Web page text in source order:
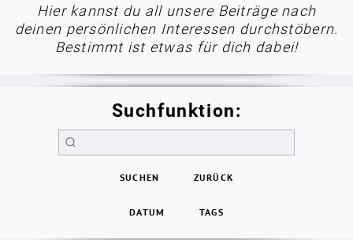
Hier kannst du all unsere Beiträge nach
deinen persönlichen Interessen durchstöbern.
Bestimmt ist etwas für dich dabei!
Suchfunktion:
SUCHEN ZURÜCK
DATUM TAGS